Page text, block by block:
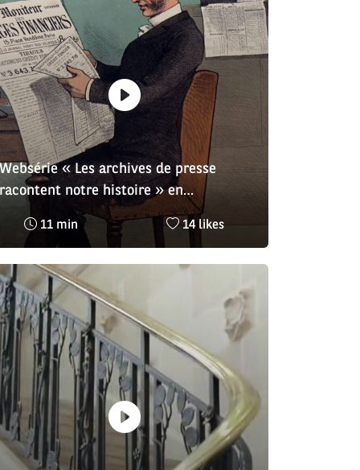
Websérie « Les archives de presse
racontent notre histoire » en
partenariat avec Retronews
Temps
lecture
11 min
Nombre
likes
14 likes